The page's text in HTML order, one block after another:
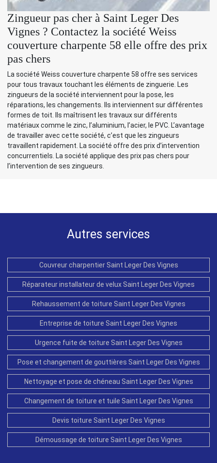
Zingueur pas cher à Saint Leger Des
Vignes ? Contactez la société Weiss
couverture charpente 58 elle offre des prix
pas chers
La société Weiss couverture charpente 58 offre ses services
pour tous travaux touchant les éléments de zinguerie. Les
zingueurs de la société interviennent pour la pose, les
réparations, les changements. Ils interviennent sur différentes
formes de toit. Ils maîtrisent les travaux sur différents
matériaux comme le zinc, l’aluminium, l’acier, le PVC. L’avantage
de travailler avec cette société, c’est que les zingueurs
travaillent rapidement. La société offre des prix d’intervention
concurrentiels. La société applique des prix pas chers pour
l’intervention de ses zingueurs.
Autres services
Couvreur charpentier Saint Leger Des Vignes
Réparateur installateur de velux Saint Leger Des Vignes
Rehaussement de toiture Saint Leger Des Vignes
Entreprise de toiture Saint Leger Des Vignes
Urgence fuite de toiture Saint Leger Des Vignes
Pose et changement de gouttières Saint Leger Des Vignes
Nettoyage et pose de chéneau Saint Leger Des Vignes
Changement de toiture et tuile Saint Leger Des Vignes
Devis toiture Saint Leger Des Vignes
Démoussage de toiture Saint Leger Des Vignes